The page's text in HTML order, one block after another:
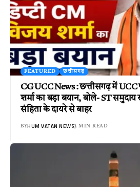
FEATURED छत्तीसगढ़
CG UCC News : छत्तीसगढ़ में UCC
शर्मा का बड़ा बयान, बोले- ST समुदाय
संहिता के दायरे से बाहर
BYHUM VATAN NEWS3 MIN READ